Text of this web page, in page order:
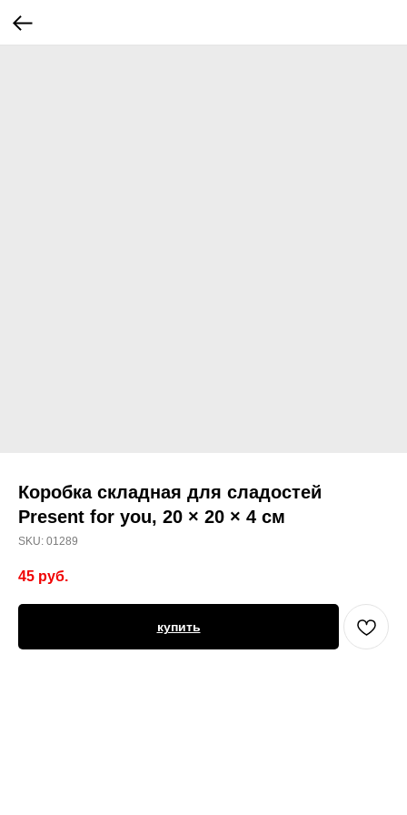
Коробка складная для сладостей
Present for you, 20 × 20 × 4 см
SKU: 01289
45 руб.
купить